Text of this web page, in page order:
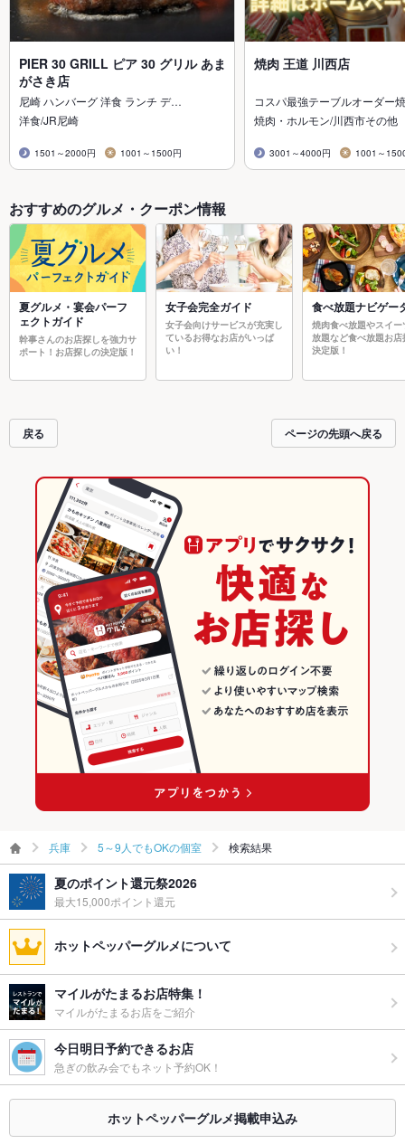
PIER 30 GRILL ピア 30 グリル あま
がさき店
尼崎 ハンバーグ 洋食 ランチ デ…
洋食/JR尼崎
1501～2000円 1001～1500円
焼肉 王道 川西店
コスパ最強テーブルオーダー
焼肉・ホルモン/川西市その他
3001～4000円 1001～
おすすめのグルメ・クーポン情報
夏グルメ・宴会パーフ
ェクトガイド
幹事さんのお店探しを強力サ
ポート！お店探しの決定版！
女子会完全ガイド
女子会向けサービスが充実し
ているお得なお店がいっぱ
い！
食べ放題ナビゲー
焼肉食べ放題やスイー
放題など食べ放題お店
決定版！
戻る ページの先頭へ戻る
兵庫 5～9人でもOKの個室 検索結果
夏のポイント還元祭2026
最大15,000ポイント還元
ホットペッパーグルメについて
マイルがたまるお店特集！
マイルがたまるお店をご紹介
今日明日予約できるお店
急ぎの飲み会でもネット予約OK！
ホットペッパーグルメ掲載申込み